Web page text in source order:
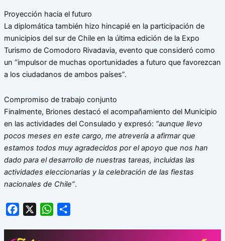
Proyección hacia el futuro
La diplomática también hizo hincapié en la participación de
municipios del sur de Chile en la última edición de la Expo
Turismo de Comodoro Rivadavia, evento que consideró como
un “impulsor de muchas oportunidades a futuro que favorezcan
a los ciudadanos de ambos países”.
Compromiso de trabajo conjunto
Finalmente, Briones destacó el acompañamiento del Municipio
en las actividades del Consulado y expresó: “aunque llevo
pocos meses en este cargo, me atrevería a afirmar que
estamos todos muy agradecidos por el apoyo que nos han
dado para el desarrollo de nuestras tareas, incluidas las
actividades eleccionarias y la celebración de las fiestas
nacionales de Chile”.
Facebook WhatsApp